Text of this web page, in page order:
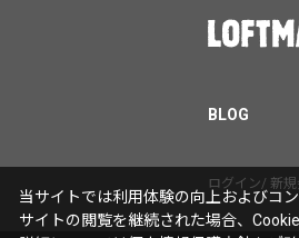
BLOG
ログイン/ 新
当サイトでは利用体験の向上およびコ
サイトの閲覧を継続された場合、